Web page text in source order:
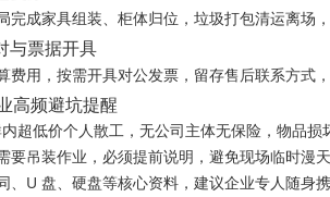
完成家具组装、柜体归位，垃圾打包清运离场
与票据开具
费用，按需开具对公发票，留存售后联系方式
高频避坑提醒
超低价个人散工，无公司主体无保险，物品损
要吊装作业，必须提前说明，避免现场临时漫天
、U 盘、硬盘等核心资料，建议企业专人随身